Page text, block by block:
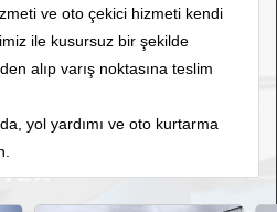
ve oto çekici hizmeti kendi
ile kusursuz bir şekilde
alıp varış noktasına teslim
yol yardımı ve oto kurtarma